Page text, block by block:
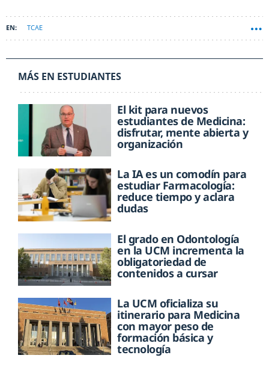
TCAE
MÁS EN ESTUDIANTES
El kit para nuevos
estudiantes de Medicina:
disfrutar, mente abierta y
organización
La IA es un comodín para
estudiar Farmacología:
reduce tiempo y aclara
dudas
El grado en Odontología
en la UCM incrementa la
obligatoriedad de
contenidos a cursar
La UCM oficializa su
itinerario para Medicina
con mayor peso de
formación básica y
tecnología